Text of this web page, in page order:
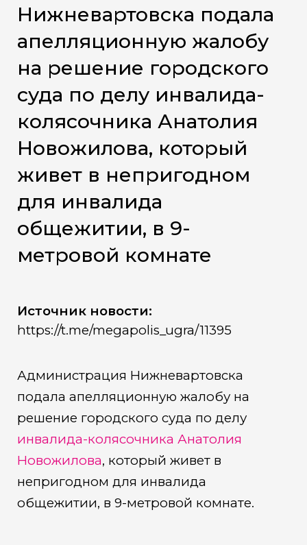
Нижневартовска подала
апелляционную жалобу
на решение городского
суда по делу инвалида-
колясочника Анатолия
Новожилова, который
живет в непригодном
для инвалида
общежитии, в 9-
метровой комнате
Источник новости:
https://t.me/megapolis_ugra/11395
Администрация Нижневартовска
подала апелляционную жалобу на
решение городского суда по делу
инвалида-колясочника Анатолия
Новожилова, который живет в
непригодном для инвалида
общежитии, в 9-метровой комнате.